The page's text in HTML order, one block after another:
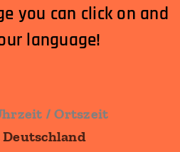
you can click on and
language!
/ Ortszeit